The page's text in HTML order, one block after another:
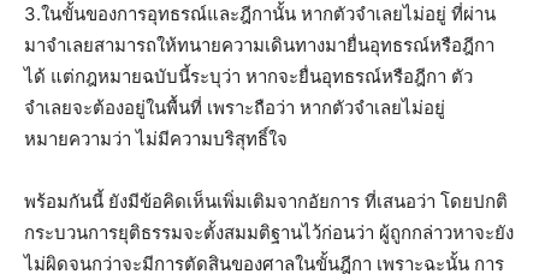
3.ในขั้นของการอุทธรณ์และฎีกานั้น หากตัวจำเลยไม่อยู่ ที่ผ่าน
มาจำเลยสามารถให้ทนายความเดินทางมายื่นอุทธรณ์หรือฎีกา
ได้ แต่กฎหมายฉบับนี้ระบุว่า หากจะยื่นอุทธรณ์หรือฎีกา ตัว
จำเลยจะต้องอยู่ในพื้นที่ เพราะถือว่า หากตัวจำเลยไม่อยู่
หมายความว่า ไม่มีความบริสุทธิ์ใจ
พร้อมกันนี้ ยังมีข้อคิดเห็นเพิ่มเติมจากอัยการ ที่เสนอว่า โดยปกติ
กระบวนการยุติธรรมจะตั้งสมมติฐานไว้ก่อนว่า ผู้ถูกกล่าวหาจะยัง
ไม่ผิดจนกว่าจะมีการตัดสินของศาลในขั้นฎีกา เพราะฉะนั้น การ